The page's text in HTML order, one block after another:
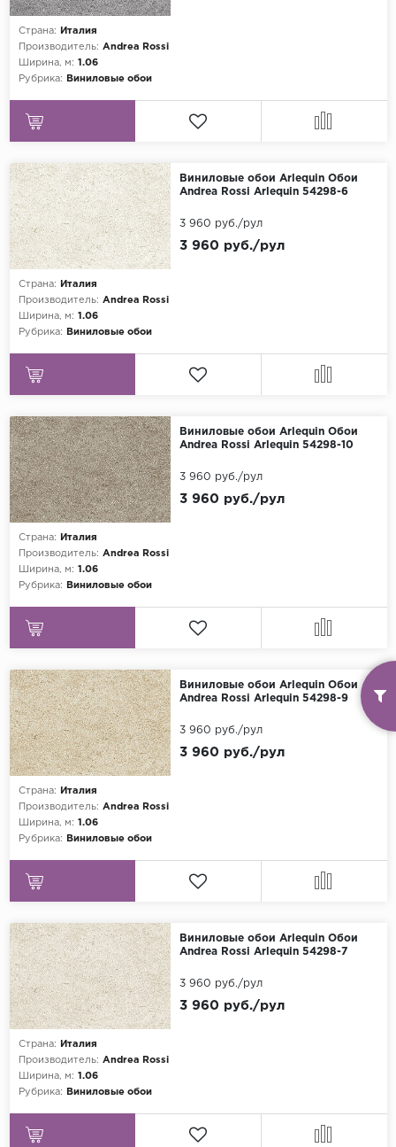
Страна:
Италия
Производитель: Andrea Rossi
Ширина, м: 1.06
Рубрика:
Виниловые обои
Виниловые обои Arlequin Обои
Andrea Rossi Arlequin 54298-6
Страна:
Италия
Производитель: Andrea Rossi
Ширина, м: 1.06
Рубрика:
Виниловые обои
3 960 руб./рул
3 960 руб./рул
Виниловые обои Arlequin Обои
Andrea Rossi Arlequin 54298-10
Страна:
Италия
Производитель: Andrea Rossi
Ширина, м: 1.06
Рубрика:
Виниловые обои
3 960 руб./рул
3 960 руб./рул
Виниловые обои Arlequin Обои
Andrea Rossi Arlequin 54298-9
Страна:
Италия
Производитель: Andrea Rossi
Ширина, м: 1.06
Рубрика:
Виниловые обои
3 960 руб./рул
3 960 руб./рул
Виниловые обои Arlequin Обои
Andrea Rossi Arlequin 54298-7
Страна:
Италия
Производитель: Andrea Rossi
Ширина, м: 1.06
Рубрика:
Виниловые обои
3 960 руб./рул
3 960 руб./рул